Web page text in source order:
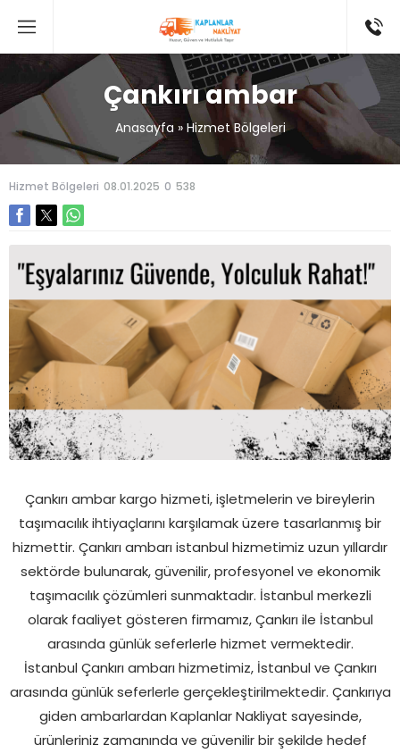
Çankırı ambar
Anasayfa » Hizmet Bölgeleri
Hizmet Bölgeleri 08.01.2025 0 538
Çankırı ambar kargo hizmeti, işletmelerin ve bireylerin
taşımacılık ihtiyaçlarını karşılamak üzere tasarlanmış bir
hizmettir. Çankırı ambarı istanbul hizmetimiz uzun yıllardır
sektörde bulunarak, güvenilir, profesyonel ve ekonomik
taşımacılık çözümleri sunmaktadır. İstanbul merkezli
olarak faaliyet gösteren firmamız, Çankırı ile İstanbul
arasında günlük seferlerle hizmet vermektedir.
İstanbul Çankırı ambarı hizmetimiz, İstanbul ve Çankırı
arasında günlük seferlerle gerçekleştirilmektedir. Çankırıya
giden ambarlardan Kaplanlar Nakliyat sayesinde,
ürünleriniz zamanında ve güvenilir bir şekilde hedef